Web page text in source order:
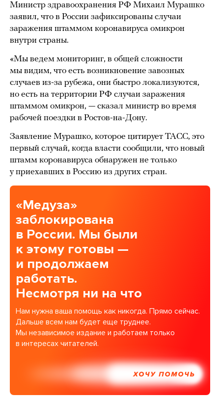
Министр здравоохранения РФ Михаил Мурашко
заявил, что в России зафиксированы случаи
заражения штаммом коронавируса омикрон
внутри страны.
«Мы ведем мониторинг, в общей сложности
мы видим, что есть возникновение завозных
случаев из-за рубежа, они быстро локализуются,
но есть на территории РФ случаи заражения
штаммом омикрон, — сказал министр во время
рабочей поездки в Ростов-на-Дону.
Заявление Мурашко, которое цитирует ТАСС, это
первый случай, когда власти сообщили, что новый
штамм коронавируса обнаружен не только
у приехавших в Россию из других стран.
«Медуза»
заблокирована
в России. Мы были
к этому готовы —
и продолжаем
работать.
Несмотря ни на что
Нам нужна ваша помощь как никогда. Прямо сейчас.
Дальше всем нам будет еще труднее.
Мы независимое издание и работаем только
в интересах читателей.
ХОЧУ ПОМОЧЬ